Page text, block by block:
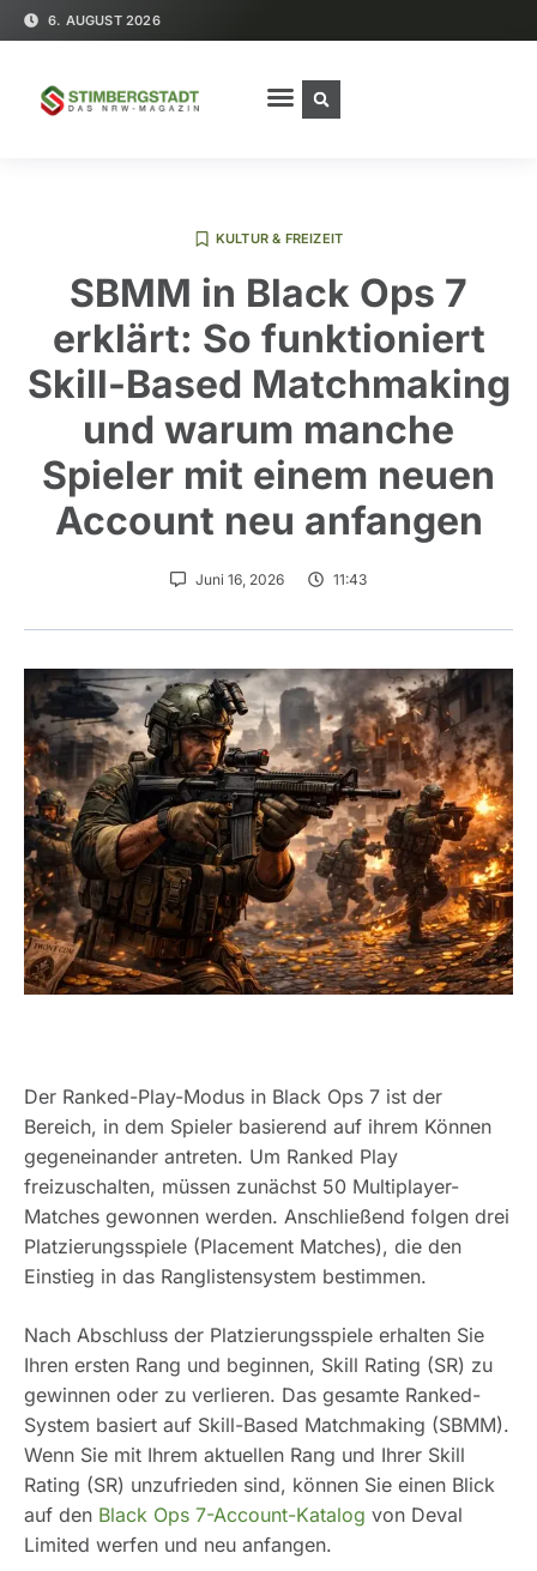
6. AUGUST 2026
KULTUR & FREIZEIT
SBMM in Black Ops 7
erklärt: So funktioniert
Skill-Based Matchmaking
und warum manche
Spieler mit einem neuen
Account neu anfangen
Juni 16, 2026 11:43
Der Ranked-Play-Modus in Black Ops 7 ist der
Bereich, in dem Spieler basierend auf ihrem Können
gegeneinander antreten. Um Ranked Play
freizuschalten, müssen zunächst 50 Multiplayer-
Matches gewonnen werden. Anschließend folgen drei
Platzierungsspiele (Placement Matches), die den
Einstieg in das Ranglistensystem bestimmen.
Nach Abschluss der Platzierungsspiele erhalten Sie
Ihren ersten Rang und beginnen, Skill Rating (SR) zu
gewinnen oder zu verlieren. Das gesamte Ranked-
System basiert auf Skill-Based Matchmaking (SBMM).
Wenn Sie mit Ihrem aktuellen Rang und Ihrer Skill
Rating (SR) unzufrieden sind, können Sie einen Blick
auf den Black Ops 7-Account-Katalog von Deval
Limited werfen und neu anfangen.